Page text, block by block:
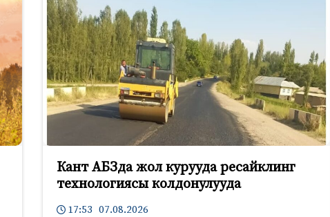
Кант АБЗда жол курууда ресайклинг
технологиясы колдонулууда
17:53 07.08.2026